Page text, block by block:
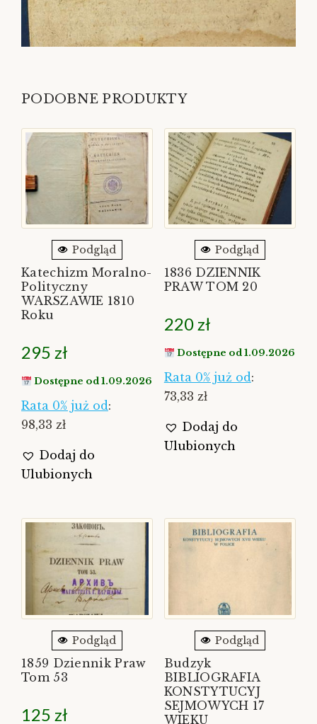
PODOBNE PRODUKTY
Podgląd
Katechizm Moralno-
Polityczny
WARSZAWIE 1810
Roku
295 zł
Dostępne od 1.09.2026
Rata 0% już od:
98,33 zł
Dodaj do
Ulubionych
Podgląd
1836 DZIENNIK
PRAW TOM 20
220zł
Dostępne od 1.09.2026
Rata 0% już od:
73,33 zł
Dodaj do
Ulubionych
Podgląd
1859 Dziennik Praw
Tom 53
125 zł
Podgląd
Budzyk
BIBLIOGRAFIA
KONSTYTUCYJ
SEJMOWYCH 17
WIEKU